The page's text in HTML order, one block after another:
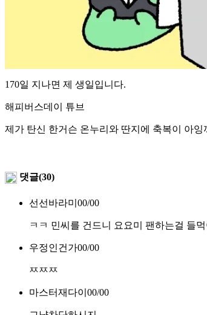
170일 지나면 제 생일입니다.
해피버스데이 튜브
제가 탄신 한거슨 온누리와 딴지에 축복이 아잉
댓글(30)
선선바라미 00/00
ㅋㅋ 민씨를 건드니 요요미 팬하는걸 들
우정인건가00/00
ㅉㅉㅉ
마스터재다이 00/00